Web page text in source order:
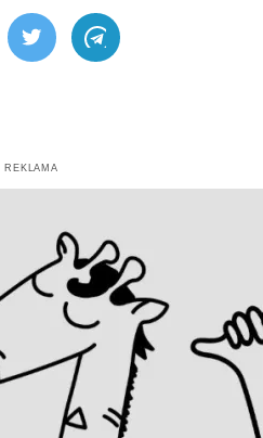
Twitter Telegram
REKLAMA